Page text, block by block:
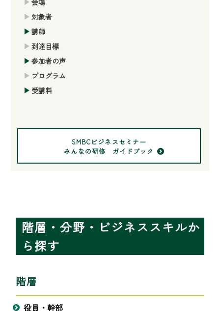
会場
対象者
講師
到達目標
参加者の声
プログラム
受講料
SMBCビジネスセミナー
みんなの研修 ガイドブック
階層・分野・ビジネススキルか
ら探す
階層
役員・幹部